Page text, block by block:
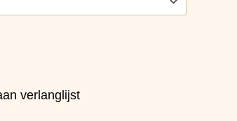
verlanglijst